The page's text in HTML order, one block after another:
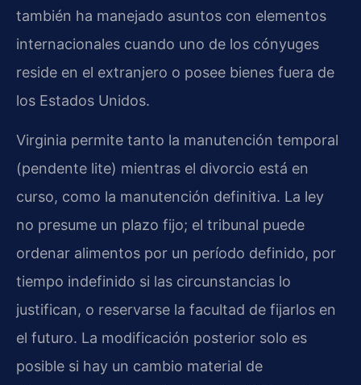
también ha manejado asuntos con elementos
internacionales cuando uno de los cónyuges
reside en el extranjero o posee bienes fuera de
los Estados Unidos.
Virginia permite tanto la manutención temporal
(pendente lite) mientras el divorcio está en
curso, como la manutención definitiva. La ley
no presume un plazo fijo; el tribunal puede
ordenar alimentos por un período definido, por
tiempo indefinido si las circunstancias lo
justifican, o reservarse la facultad de fijarlos en
el futuro. La modificación posterior solo es
posible si hay un cambio material de